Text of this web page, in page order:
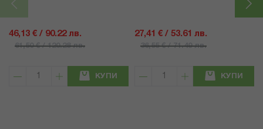
46,13 € / 90.22 лв.
61,50 € / 120.28 лв.
КУПИ
27,41 € / 53.61 лв.
36,55 € / 71.49 лв.
КУПИ